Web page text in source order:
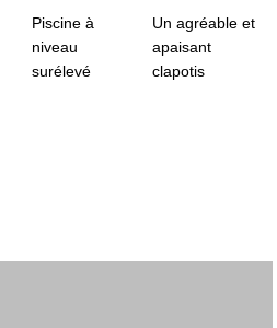
Piscine à
niveau
surélevé
Un agréable et
apaisant
clapotis